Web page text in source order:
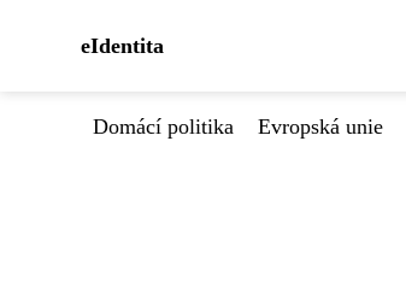
eIdentita
Domácí politika Evropská unie